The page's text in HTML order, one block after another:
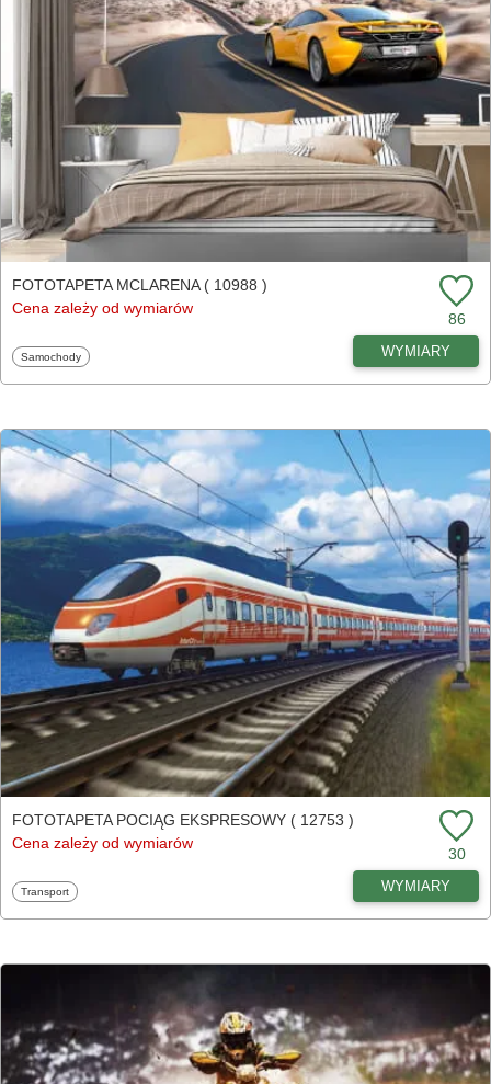
FOTOTAPETA MCLARENA ( 10988 )
Cena zależy od wymiarów
86
Fototapety
Samochody WYMIARY
FOTOTAPETA POCIĄG EKSPRESOWY ( 12753 )
Cena zależy od wymiarów
30
Fototapety
Transport WYMIARY